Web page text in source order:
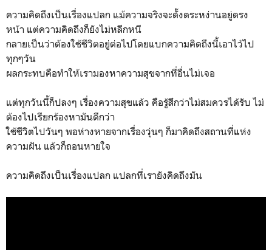
ความคิดถึงเป็นเรื่องแปลก แม้ความจริงจะตั้งตระหง่านอยู่ตรง
หน้า แต่ความคิดถึงก็ยังไม่หลีกหนี
กลายเป็นว่าต้องใช้ชีวิตอยู่ต่อไปโดยแบกความคิดถึงนี้เอาไว้ไป
ทุกๆวัน
ผลกระทบคือทำให้เรามองหาความสุขจากที่อื่นไม่เจอ
แต่ทุกวันนี้ก็ปลงๆ เรื่องความสุขแล้ว คือรู้สึกว่าไม่สมควรได้รับ ไม่
ต้องไปเรียกร้องหามันดีกว่า
ใช้ชีวิตไปวันๆ พอห่างหายจากเรื่องวุ่นๆ ก็มาคิดถึงสถานที่แห่ง
ความฝัน แล้วก็ถอนหายใจ
ความคิดถึงเป็นเรื่องแปลก แปลกที่เรายังคิดถึงมัน